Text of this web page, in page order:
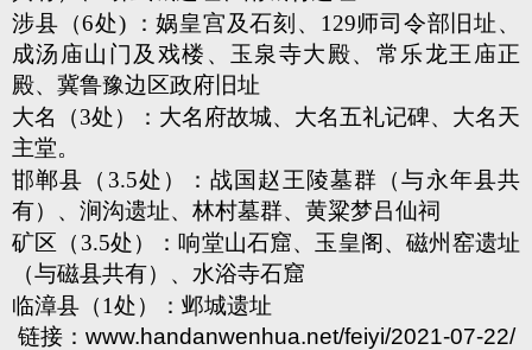
涉县（6处) ：娲皇宫及石刻、129师司令部旧址、
成汤庙山门及戏楼、玉泉寺大殿、常乐龙王庙正
殿、冀鲁豫边区政府旧址
大名（3处）：大名府故城、大名五礼记碑、大名天
主堂。
邯郸县（3.5处）：战国赵王陵墓群（与永年县共
有）、涧沟遗址、林村墓群、黄粱梦吕仙祠
矿区（3.5处）：响堂山石窟、玉皇阁、磁州窑遗址
（与磁县共有）、水浴寺石窟
临漳县（1处）：邺城遗址
链接： www.handanwenhua.net/feiyi/2021-07-22/